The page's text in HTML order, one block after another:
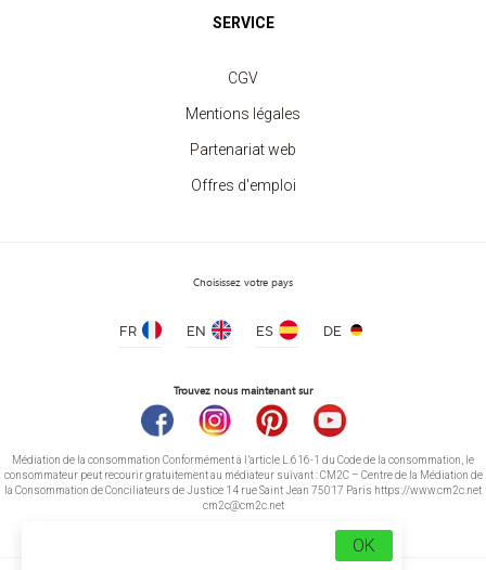
SERVICE
CGV
Mentions légales
Partenariat web
Offres d'emploi
Choisissez votre pays
FR EN ES DE
Trouvez nous maintenant sur
Médiation de la consommation Conformément à l’article L.616-1 du Code de la consommation, le
consommateur peut recourir gratuitement au médiateur suivant : CM2C – Centre de la Médiation de
la Consommation de Conciliateurs de Justice 14 rue Saint Jean 75017 Paris https://www.cm2c.net
cm2c@cm2c.net
OK